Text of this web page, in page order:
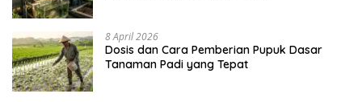
8 April 2026
Dosis dan Cara Pemberian Pupuk Dasar
Tanaman Padi yang Tepat